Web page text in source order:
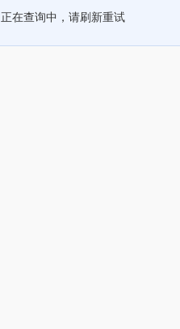
正在查询中，请刷新重试